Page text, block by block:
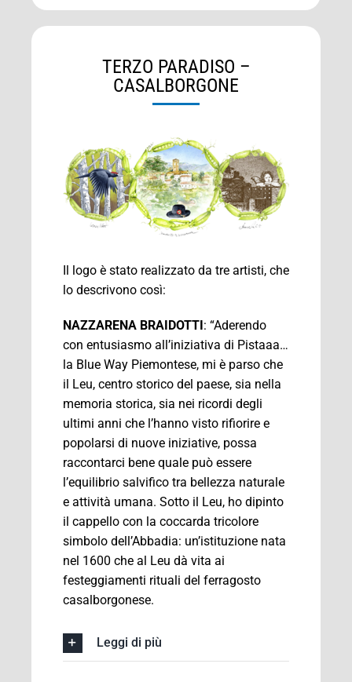
TERZO PARADISO –
CASALBORGONE
Il logo è stato realizzato da tre artisti, che
lo descrivono così:
NAZZARENA BRAIDOTTI: “Aderendo
con entusiasmo all’iniziativa di Pistaaa…
la Blue Way Piemontese, mi è parso che
il Leu, centro storico del paese, sia nella
memoria storica, sia nei ricordi degli
ultimi anni che l’hanno visto rifiorire e
popolarsi di nuove iniziative, possa
raccontarci bene quale può essere
l’equilibrio salvifico tra bellezza naturale
e attività umana. Sotto il Leu, ho dipinto
il cappello con la coccarda tricolore
simbolo dell’Abbadia: un’istituzione nata
nel 1600 che al Leu dà vita ai
festeggiamenti rituali del ferragosto
casalborgonese.
Leggi di più